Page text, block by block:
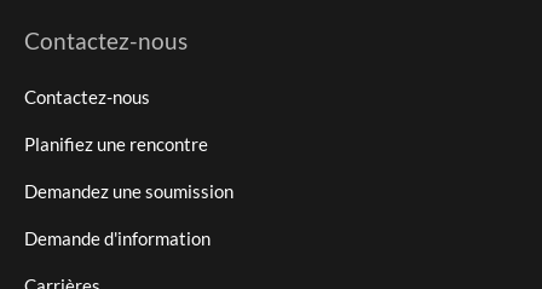
Contactez-nous
Contactez-nous
Planifiez une rencontre
Demandez une soumission
Demande d'information